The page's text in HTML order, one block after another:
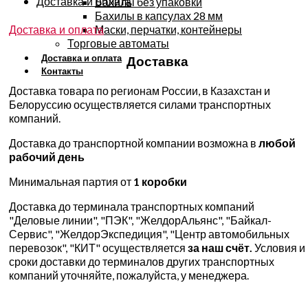
Бахилы в капсулах 28 мм
Маски, перчатки, контейнеры
Торговые автоматы
Доставка и оплата
Контакты
Доставка и оплата
Доставка
Доставка товара по регионам России, в Казахстан и
Белоруссию осуществляется силами транспортных
компаний.
Доставка до транспортной компании возможна в любой
рабочий день
Минимальная партия от 1 коробки
Доставка до терминала транспортных компаний
"Деловые линии", "ПЭК", "ЖелдорАльянс", "Байкал-
Сервис", "ЖелдорЭкспедиция", "Центр автомобильных
перевозок", "КИТ" осуществляется за наш счёт. Условия и
сроки доставки до терминалов других транспортных
компаний уточняйте, пожалуйста, у менеджера.